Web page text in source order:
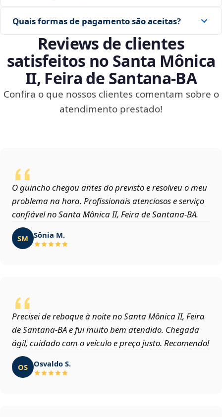
Quais formas de pagamento são aceitas?
Reviews de clientes
satisfeitos no Santa Mônica
II, Feira de Santana‑BA
Confira o que nossos clientes comentam sobre o
atendimento prestado!
O guincho chegou antes do previsto e resolveu o meu
problema na hora. Profissionais atenciosos e serviço
confiável no Santa Mônica II, Feira de Santana‑BA.
SM Sônia M.
Precisei de reboque à noite no Santa Mônica II, Feira
de Santana‑BA e fui muito bem atendido. Chegada
ágil, cuidado com o veículo e preço justo. Recomendo!
OS Osvaldo S.